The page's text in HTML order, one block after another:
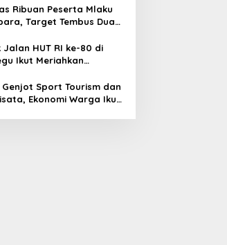
Ribuan Peserta Mlaku
Target Tembus Dua
Jalan HUT RI ke-80 di
Ikut Meriahkan
Genjot Sport Tourism dan
Ekonomi Warga Ikut